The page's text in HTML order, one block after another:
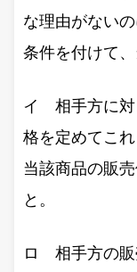
な理由がない
条件を付けて
イ 相手方に対
格を定めてこ
当該商品の販
と。
ロ 相手方の販